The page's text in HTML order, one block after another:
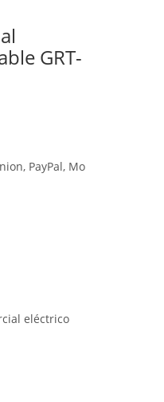
GRT-
PayPal, Mo
eléctrico